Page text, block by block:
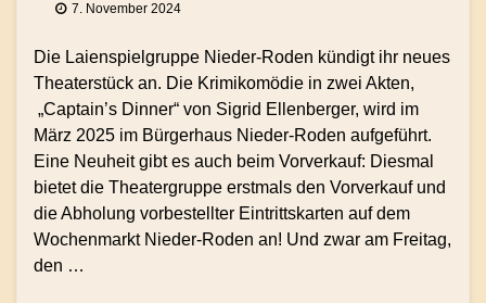
7. November 2024
Die Laienspielgruppe Nieder-Roden kündigt ihr neues
Theaterstück an. Die Krimikomödie in zwei Akten,
„Captain’s Dinner“ von Sigrid Ellenberger, wird im
März 2025 im Bürgerhaus Nieder-Roden aufgeführt.
Eine Neuheit gibt es auch beim Vorverkauf: Diesmal
bietet die Theatergruppe erstmals den Vorverkauf und
die Abholung vorbestellter Eintrittskarten auf dem
Wochenmarkt Nieder-Roden an! Und zwar am Freitag,
den …